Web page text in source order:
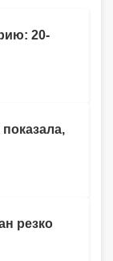
20-
резко